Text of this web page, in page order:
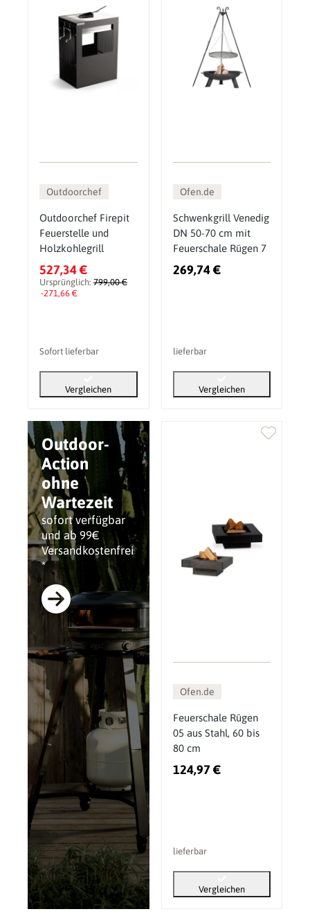
Outdoor-
Action
ohne
Wartezeit
sofort verfügbar
und ab 99€
Versandkostenfrei
*
Outdoorchef
Outdoorchef Firepit
Feuerstelle und
Holzkohlegrill
527,34 €
Ursprünglich: 799,00 €
-271,66 €
Sofort lieferbar
Vergleichen
Ofen.de
Schwenkgrill Venedig
DN 50-70 cm mit
Feuerschale Rügen 7
269,74 €
lieferbar
Vergleichen
Ofen.de
Feuerschale Rügen
05 aus Stahl, 60 bis
80 cm
124,97 €
lieferbar
Vergleichen